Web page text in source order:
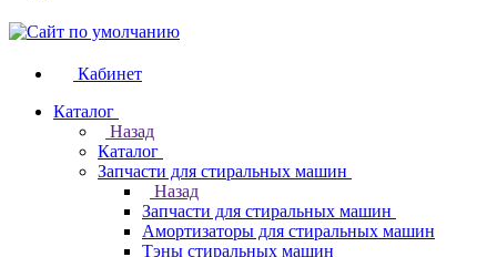
Кабинет
Каталог
Назад
Каталог
Запчасти для стиральных машин
Назад
Запчасти для стиральных машин
Амортизаторы для стиральных машин
Тэны стиральных машин